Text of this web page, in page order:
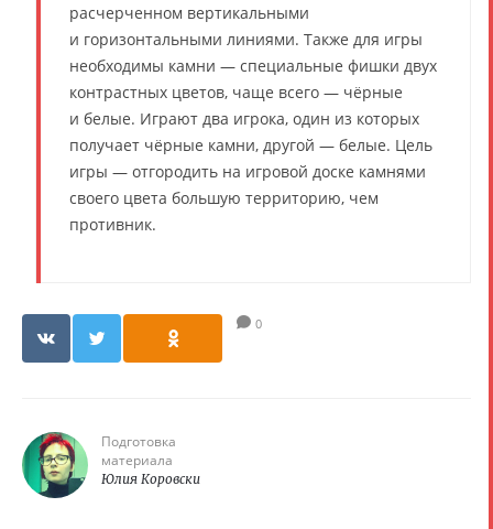
расчерченном вертикальными
и горизонтальными линиями. Также для игры
необходимы камни — специальные фишки двух
контрастных цветов, чаще всего — чёрные
и белые. Играют два игрока, один из которых
получает чёрные камни, другой — белые. Цель
игры — отгородить на игровой доске камнями
своего цвета большую территорию, чем
противник.
0
Подготовка
материала
Юлия Коровски